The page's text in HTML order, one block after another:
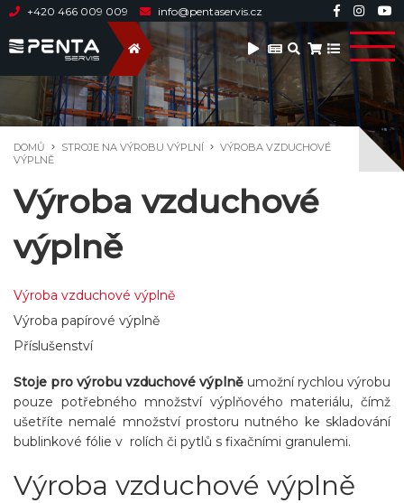
+420 466 009 009 info@pentaservis.cz
DOMŮ STROJE NA VÝROBU VÝPLNÍ
VÝROBA VZDUCHOVÉ
VÝPLNĚ
Výroba vzduchové
výplně
Výroba vzduchové výplně
Výroba papírové výplně
Příslušenství
Stoje pro výrobu vzduchové výplně umožní rychlou výrobu
pouze potřebného množství výplňového materiálu, čímž
ušetříte nemalé množství prostoru nutného ke skladování
bublinkové fólie v rolích či pytlů s fixačními granulemi.
Výroba vzduchové výplně